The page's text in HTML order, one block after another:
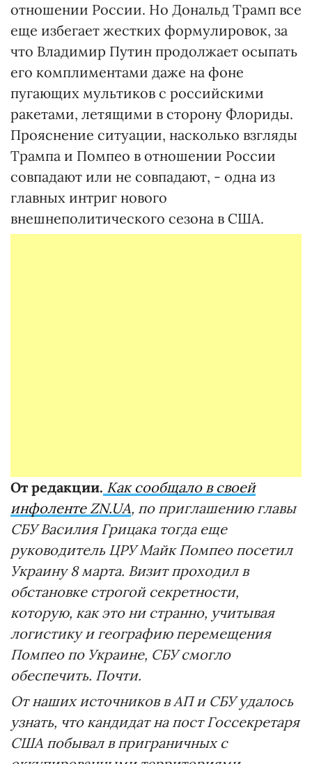
отношении России. Но Дональд Трамп все
еще избегает жестких формулировок, за
что Владимир Путин продолжает осыпать
его комплиментами даже на фоне
пугающих мультиков с российскими
ракетами, летящими в сторону Флориды.
Прояснение ситуации, насколько взгляды
Трампа и Помпео в отношении России
совпадают или не совпадают, - одна из
главных интриг нового
внешнеполитического сезона в США.
От редакции. Как сообщало в своей
инфоленте ZN.UA, по приглашению главы
СБУ Василия Грицака тогда еще
руководитель ЦРУ Майк Помпео посетил
Украину 8 марта. Визит проходил в
обстановке строгой секретности,
которую, как это ни странно, учитывая
логистику и географию перемещения
Помпео по Украине, СБУ смогло
обеспечить. Почти.
От наших источников в АП и СБУ удалось
узнать, что кандидат на пост Госсекретаря
США побывал в приграничных с